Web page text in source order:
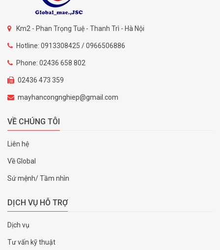
Km2 - Phan Trọng Tuệ - Thanh Trì - Hà Nội
Hotline: 0913308425 / 0966506886
Phone: 02436 658 802
02436 473 359
mayhancongnghiep@gmail.com
VỀ CHÚNG TÔI
Liên hệ
Về Global
Sứ mệnh/ Tầm nhìn
DỊCH VỤ HỖ TRỢ
Dịch vụ
Tư vấn kỹ thuật